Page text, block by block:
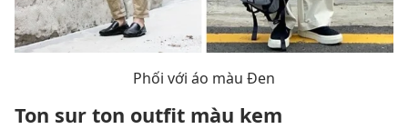
Phối với áo màu Đen
Ton sur ton outfit màu kem